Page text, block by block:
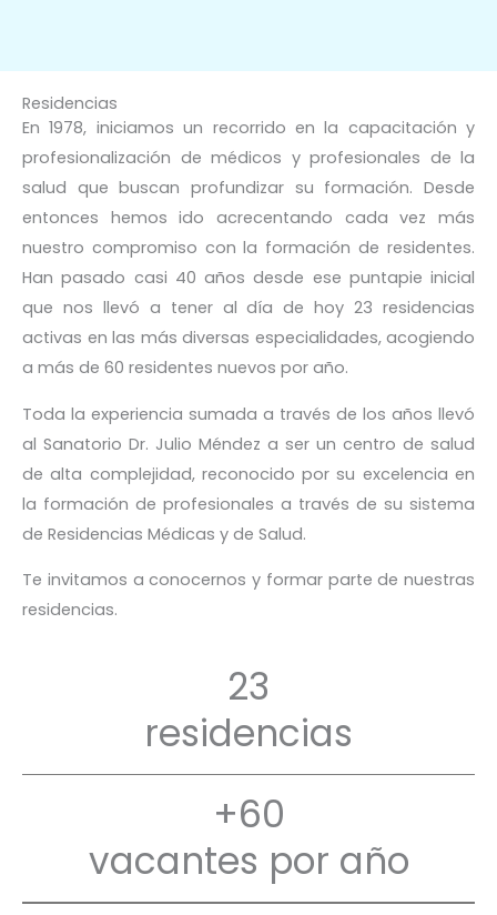
Residencias
En 1978, iniciamos un recorrido en la capacitación y
profesionalización de médicos y profesionales de la
salud que buscan profundizar su formación. Desde
entonces hemos ido acrecentando cada vez más
nuestro compromiso con la formación de residentes.
Han pasado casi 40 años desde ese puntapie inicial
que nos llevó a tener al día de hoy 23 residencias
activas en las más diversas especialidades, acogiendo
a más de 60 residentes nuevos por año.
Toda la experiencia sumada a través de los años llevó
al Sanatorio Dr. Julio Méndez a ser un centro de salud
de alta complejidad, reconocido por su excelencia en
la formación de profesionales a través de su sistema
de Residencias Médicas y de Salud.
Te invitamos a conocernos y formar parte de nuestras
residencias.
23
residencias
+60
vacantes por año